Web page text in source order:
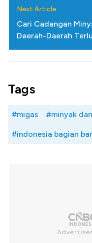
Next Article
Cari Cadangan
Daerah-Daerah
Tags
#migas #minyak
#indonesia bagian